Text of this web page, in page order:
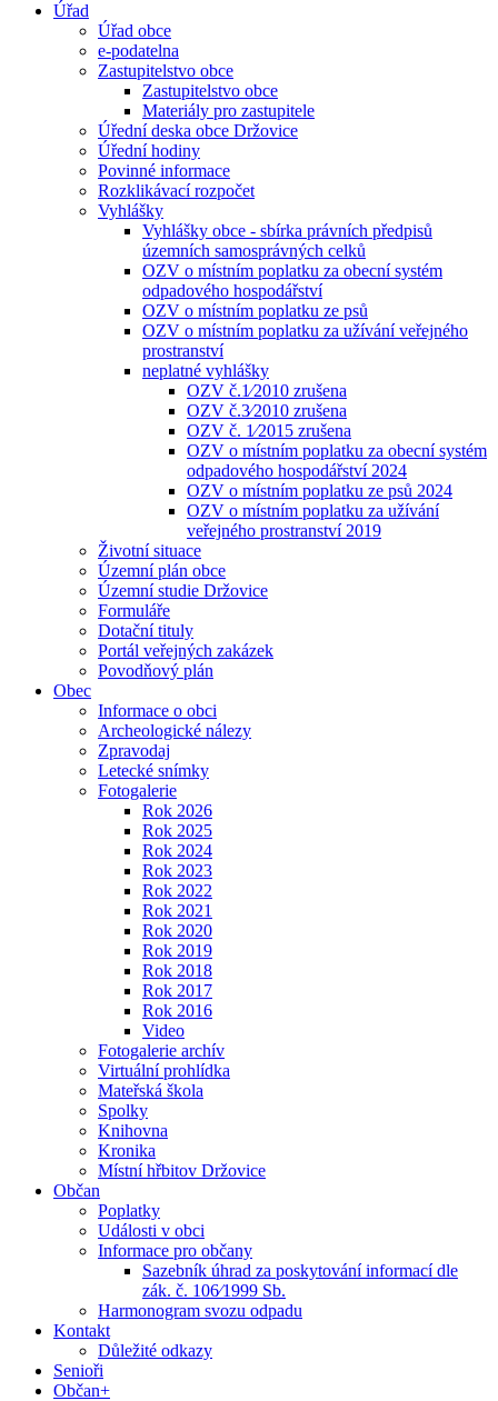
Úřad
Úřad obce
e-podatelna
Zastupitelstvo obce
Zastupitelstvo obce
Materiály pro zastupitele
Úřední deska obce Držovice
Úřední hodiny
Povinné informace
Rozklikávací rozpočet
Vyhlášky
Vyhlášky obce - sbírka právních předpisů
územních samosprávných celků
OZV o místním poplatku za obecní systém
odpadového hospodářství
OZV o místním poplatku ze psů
OZV o místním poplatku za užívání veřejného
prostranství
neplatné vyhlášky
OZV č.1⁄2010 zrušena
OZV č.3⁄2010 zrušena
OZV č. 1⁄2015 zrušena
OZV o místním poplatku za obecní systém
odpadového hospodářství 2024
OZV o místním poplatku ze psů 2024
OZV o místním poplatku za užívání
veřejného prostranství 2019
Životní situace
Územní plán obce
Územní studie Držovice
Formuláře
Dotační tituly
Portál veřejných zakázek
Povodňový plán
Obec
Informace o obci
Archeologické nálezy
Zpravodaj
Letecké snímky
Fotogalerie
Rok 2026
Rok 2025
Rok 2024
Rok 2023
Rok 2022
Rok 2021
Rok 2020
Rok 2019
Rok 2018
Rok 2017
Rok 2016
Video
Fotogalerie archív
Virtuální prohlídka
Mateřská škola
Spolky
Knihovna
Kronika
Místní hřbitov Držovice
Občan
Poplatky
Události v obci
Informace pro občany
Sazebník úhrad za poskytování informací dle
zák. č. 106⁄1999 Sb.
Harmonogram svozu odpadu
Kontakt
Důležité odkazy
Senioři
Občan+